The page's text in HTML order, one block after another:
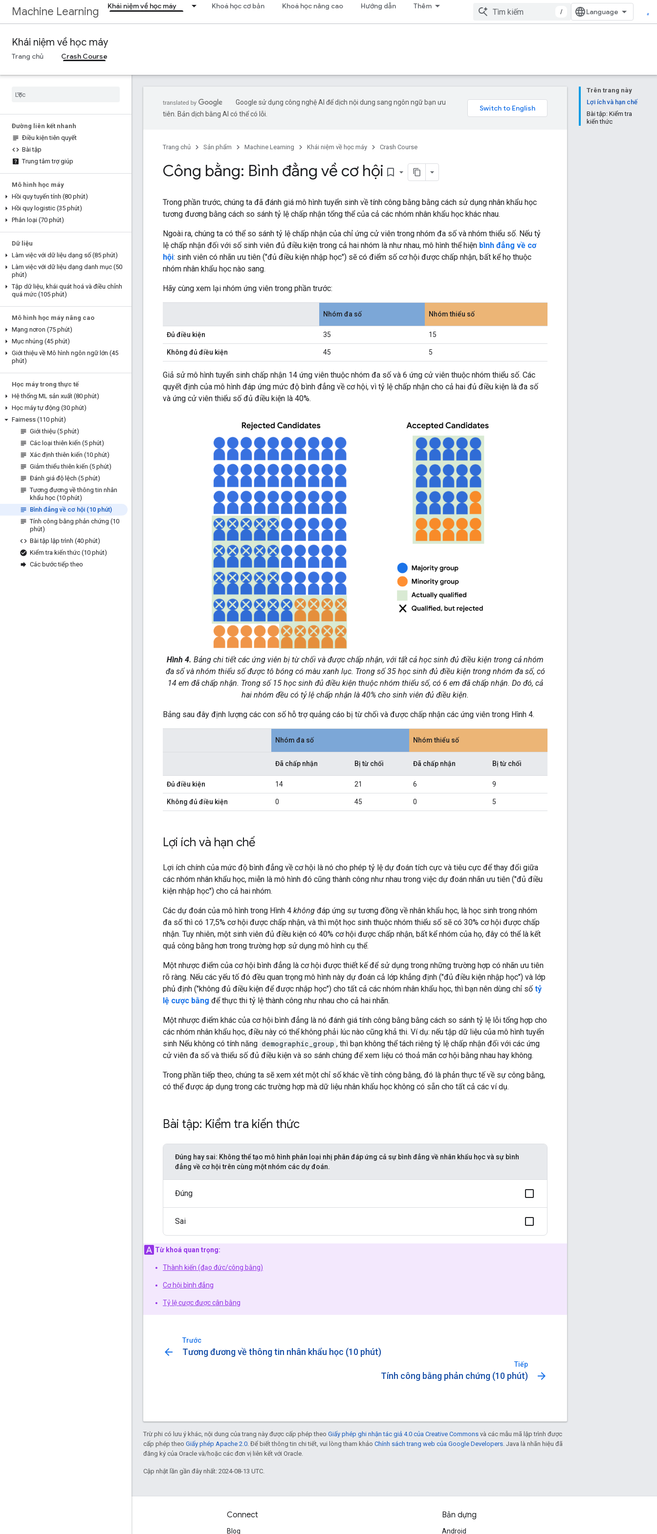
Machine Learning Khái niệm về học máy Khoá học cơ bản Khoá học nâng cao Hướng dẫn Thêm
/
Khái niệm về học máy
Trang chủ Crash Course
Đường liên kết nhanh
Điều kiện tiên quyết
Bài tập
Trung tâm trợ giúp
Mô hình học máy
Hồi quy tuyến tính (80 phút)
Hồi quy logistic (35 phút)
Phân loại (70 phút)
Dữ liệu
Làm việc với dữ liệu dạng số (85 phút)
Làm việc với dữ liệu dạng danh mục (50
phút)
Tập dữ liệu, khái quát hoá và điều chỉnh
quá mức (105 phút)
Mô hình học máy nâng cao
Mạng nơron (75 phút)
Mục nhúng (45 phút)
Giới thiệu về Mô hình ngôn ngữ lớn (45
phút)
Học máy trong thực tế
Hệ thống ML sản xuất (80 phút)
Học máy tự động (30 phút)
Fairness (110 phút)
Giới thiệu (5 phút)
Các loại thiên kiến (5 phút)
Xác định thiên kiến (10 phút)
Giảm thiểu thiên kiến (5 phút)
Đánh giá độ lệch (5 phút)
Tương đương về thông tin nhân
khẩu học (10 phút)
Bình đẳng về cơ hội (10 phút)
Tính công bằng phản chứng (10
phút)
Bài tập lập trình (40 phút)
Kiểm tra kiến thức (10 phút)
Các bước tiếp theo
Trên trang này
Lợi ích và hạn chế
Bài tập: Kiểm tra
kiến thức
Google sử dụng công nghệ AI để dịch nội dung sang ngôn ngữ bạn ưu
tiên. Bản dịch bằng AI có thể có lỗi.
Trang chủ Sản phẩm Machine Learning Khái niệm về học máy Crash Course
Công bằng: Bình đẳng về cơ hội bookmark_border
Trong phần trước, chúng ta đã đánh giá mô hình tuyển sinh về tính công bằng bằng cách sử dụng nhân khẩu học
tương đương bằng cách so sánh tỷ lệ chấp nhận tổng thể của cả các nhóm nhân khẩu học khác nhau.
Ngoài ra, chúng ta có thể so sánh tỷ lệ chấp nhận của chỉ ứng cử viên trong nhóm đa số và nhóm thiểu số. Nếu tỷ
lệ chấp nhận đối với số sinh viên đủ điều kiện trong cả hai nhóm là như nhau, mô hình thể hiện bình đẳng về cơ
hội: sinh viên có nhãn ưu tiên ("đủ điều kiện nhập học") sẽ có điểm số cơ hội được chấp nhận, bất kể họ thuộc
nhóm nhân khẩu học nào sang.
Hãy cùng xem lại nhóm ứng viên trong phần trước:
Nhóm đa số Nhóm thiểu số
Đủ điều kiện 35 15
Không đủ điều kiện 45 5
Giả sử mô hình tuyển sinh chấp nhận 14 ứng viên thuộc nhóm đa số và 6 ứng cử viên thuộc nhóm thiểu số. Các
quyết định của mô hình đáp ứng mức độ bình đẳng về cơ hội, vì tỷ lệ chấp nhận cho cả hai đủ điều kiện là đa số
và ứng cử viên thiểu số đủ điều kiện là 40%.
Hình 4. Bảng chi tiết các ứng viên bị từ chối và được chấp nhận, với tất cả học sinh đủ điều kiện trong cả nhóm
đa số và nhóm thiểu số được tô bóng có màu xanh lục. Trong số 35 học sinh đủ điều kiện trong nhóm đa số, có
14 em đã chấp nhận. Trong số 15 học sinh đủ điều kiện thuộc nhóm thiểu số, có 6 em đã chấp nhận. Do đó, cả
hai nhóm đều có tỷ lệ chấp nhận là 40% cho sinh viên đủ điều kiện.
Bảng sau đây định lượng các con số hỗ trợ quảng cáo bị từ chối và được chấp nhận các ứng viên trong Hình 4.
Nhóm đa số Nhóm thiểu số
Đã chấp nhận Bị từ chối Đã chấp nhận Bị từ chối
Đủ điều kiện 14 21 6 9
Không đủ điều kiện 0 45 0 5
Lợi ích và hạn chế
Lợi ích chính của mức độ bình đẳng về cơ hội là nó cho phép tỷ lệ dự đoán tích cực và tiêu cực để thay đổi giữa
các nhóm nhân khẩu học, miễn là mô hình đó cũng thành công như nhau trong việc dự đoán nhãn ưu tiên ("đủ điều
kiện nhập học") cho cả hai nhóm.
Các dự đoán của mô hình trong Hình 4 không đáp ứng sự tương đồng về nhân khẩu học, là học sinh trong nhóm
đa số thì có 17,5% cơ hội được chấp nhận, và thì một học sinh thuộc nhóm thiểu số sẽ có 30% cơ hội được chấp
nhận. Tuy nhiên, một sinh viên đủ điều kiện có 40% cơ hội được chấp nhận, bất kể nhóm của họ, đây có thể là kết
quả công bằng hơn trong trường hợp sử dụng mô hình cụ thể.
Một nhược điểm của cơ hội bình đẳng là cơ hội được thiết kế để sử dụng trong những trường hợp có nhãn ưu tiên
rõ ràng. Nếu các yếu tố đó đều quan trọng mô hình này dự đoán cả lớp khẳng định ("đủ điều kiện nhập học") và lớp
phủ định ("không đủ điều kiện để được nhập học") cho tất cả các nhóm nhân khẩu học, thì bạn nên dùng chỉ số tỷ
lệ cược bằng để thực thi tỷ lệ thành công như nhau cho cả hai nhãn.
Một nhược điểm khác của cơ hội bình đẳng là nó đánh giá tính công bằng bằng cách so sánh tỷ lệ lỗi tổng hợp cho
các nhóm nhân khẩu học, điều này có thể không phải lúc nào cũng khả thi. Ví dụ: nếu tập dữ liệu của mô hình tuyển
sinh Nếu không có tính năng demographic_group , thì bạn không thể tách riêng tỷ lệ chấp nhận đối với các ứng
cử viên đa số và thiểu số đủ điều kiện và so sánh chúng để xem liệu có thoả mãn cơ hội bằng nhau hay không.
Trong phần tiếp theo, chúng ta sẽ xem xét một chỉ số khác về tính công bằng, đó là phản thực tế về sự công bằng,
có thể được áp dụng trong các trường hợp mà dữ liệu nhân khẩu học không có sẵn cho tất cả các ví dụ.
Bài tập: Kiểm tra kiến thức
Đúng hay sai: Không thể tạo mô hình phân loại nhị phân đáp ứng cả sự bình đẳng về nhân khẩu học và sự bình
đẳng về cơ hội trên cùng một nhóm các dự đoán.
Đúng
Sai
Từ khoá quan trọng:
Thành kiến (đạo đức/công bằng)
Cơ hội bình đẳng
Tỷ lệ cược được cân bằng
Trước
arrow_back Tương đương về thông tin nhân khẩu học (10 phút)
Tiếp
Tính công bằng phản chứng (10 phút) arrow_forward
Trừ phi có lưu ý khác, nội dung của trang này được cấp phép theo Giấy phép ghi nhận tác giả 4.0 của Creative Commons và các mẫu mã lập trình được
cấp phép theo Giấy phép Apache 2.0. Để biết thông tin chi tiết, vui lòng tham khảo Chính sách trang web của Google Developers. Java là nhãn hiệu đã
đăng ký của Oracle và/hoặc các đơn vị liên kết với Oracle.
Cập nhật lần gần đây nhất: 2024-08-13 UTC.
Connect
Blog
Bản dựng
Android